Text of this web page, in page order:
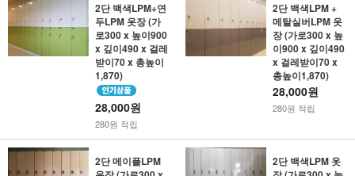
2단 백색LPM+연
두LPM 옷장 (가
로300 x 높이900
x 깊이490 x 걸레
받이70 x 총높이
1,870)
28,000원
280원 적립
2단 백색LPM +
메탈실버LPM 옷
장 (가로300 x 높
이900 x 깊이490
x 걸레받이70 x
총높이1,870)
28,000원
280원 적립
2단 메이플LPM
2단 백색LPM 옷